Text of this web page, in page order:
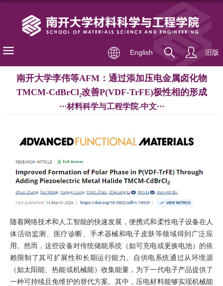
English 旧版
南开大学李伟等AFM：通过添加压电金属卤化物
TMCM-CdBrCl₂改善P(VDF-TrFE)极性相的形成
···材料科学与工程学院-中文···
随着网络技术和人工智能的快速发展，便携式和柔性电子设备在人
体活动监测、医疗诊断、手术器械和电子皮肤等领域得到广泛应
用。然而，这些设备对传统储能系统（如可充电或更换电池）的依
赖限制了其可扩展性和长期运行能力。自供电系统通过从环境源
（如太阳能、热能或机械能）收集能量，为下一代电子产品提供了
一种可持续且免维护的替代方案。其中，压电材料能够实现机械能